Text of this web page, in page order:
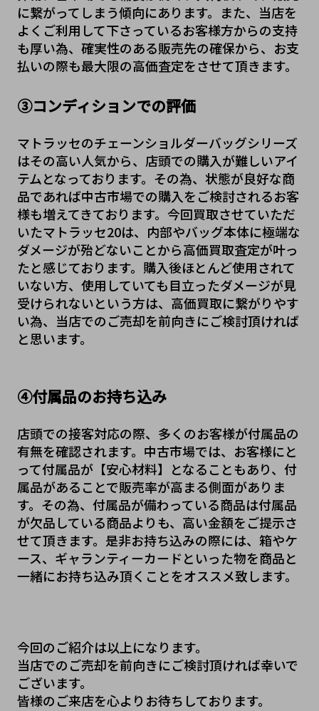
に繋がってしまう傾向にあります。また、当店を
よくご利用して下さっているお客様方からの支持
も厚い為、確実性のある販売先の確保から、お支
払いの際も最大限の高価査定をさせて頂きます。
③コンディションでの評価
マトラッセのチェーンショルダーバッグシリーズ
はその高い人気から、店頭での購入が難しいアイ
テムとなっております。その為、状態が良好な商
品であれば中古市場での購入をご検討されるお客
様も増えてきております。今回買取させていただ
いたマトラッセ20は、内部やバッグ本体に極端な
ダメージが殆どないことから高価買取査定が叶っ
たと感じております。購入後ほとんど使用されて
いない方、使用していても目立ったダメージが見
受けられないという方は、高価買取に繋がりやす
い為、当店でのご売却を前向きにご検討頂ければ
と思います。
④付属品のお持ち込み
店頭での接客対応の際、多くのお客様が付属品の
有無を確認されます。中古市場では、お客様にと
って付属品が【安心材料】となることもあり、付
属品があることで販売率が高まる側面がありま
す。その為、付属品が備わっている商品は付属品
が欠品している商品よりも、高い金額をご提示さ
せて頂きます。是非お持ち込みの際には、箱やケ
ース、ギャランティーカードといった物を商品と
一緒にお持ち込み頂くことをオススメ致します。
今回のご紹介は以上になります。
当店でのご売却を前向きにご検討頂ければ幸いで
ございます。
皆様のご来店を心よりお待ちしております。